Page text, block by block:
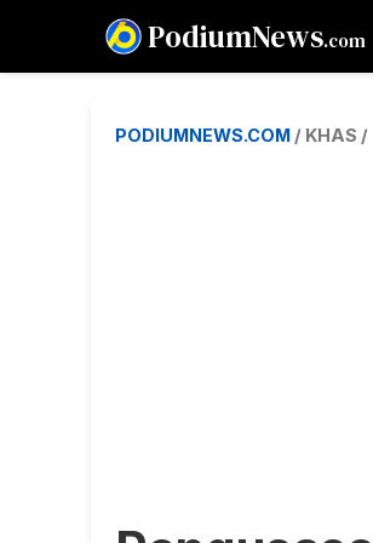
PodiumNews.com
PODIUMNEWS.COM / KHAS /